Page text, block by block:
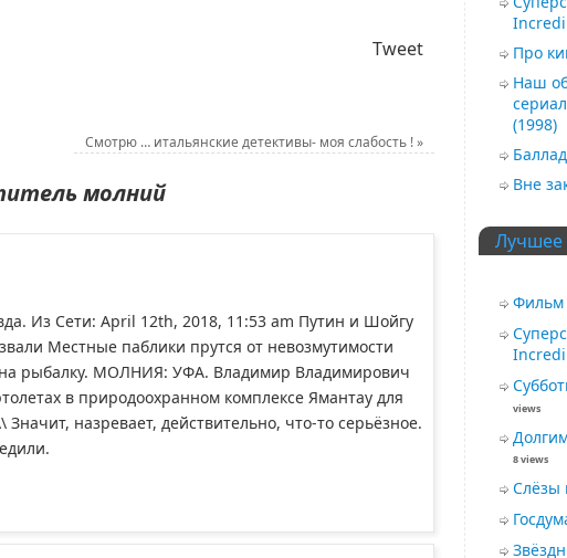
Tweet
Смотрю … итальянские детективы- моя слабость !»
молний
Из Сети: April 12th, 2018, 11:53 am Путин и Шойгу
Местные паблики прутся от невозмутимости
рыбалку. МОЛНИЯ: УФА. Владимир Владимирович
в природоохранном комплексе Ямантау для
назревает, действительно, что-то серьёзное.
Про
Наш
(1998)
Вне
Лучшее
Фильм
views
8 views
Слёзы